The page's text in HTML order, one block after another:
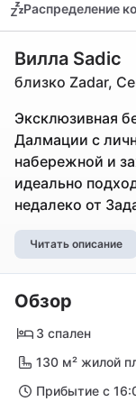
Распределение
Вилла Sadic
близко Zadar,
Эксклюзивная
Далмации с
набережной и
идеально
недалеко от
Читать описание
Обзор
3 спален
130 м² жилой
Прибытие с